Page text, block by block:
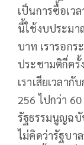
เป็นการซื้อเว
นี้ใช้งบประมา
บาท เรารอกร
ประชามติกี่ครั้
เราเสียเวลา
256 ไปกว่า
รัฐธรรมนูญฉ
ไม่คิดว่ารัฐบา